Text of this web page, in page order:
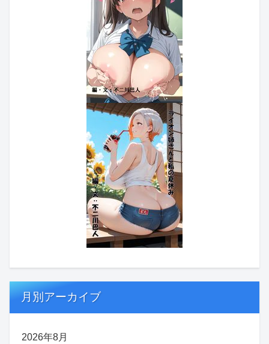
月別アーカイブ
2026年8月